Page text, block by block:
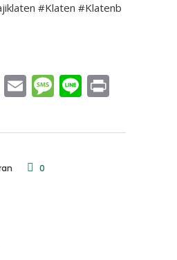
#Klaten #Klatenb
WhatsApp
EmailMessage
Line
0